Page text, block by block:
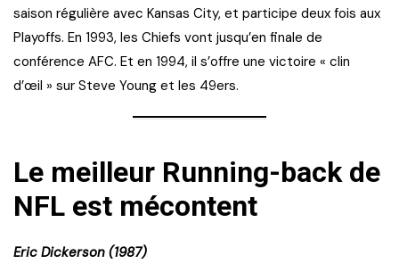
saison régulière avec Kansas City, et participe deux fois aux
Playoffs. En 1993, les Chiefs vont jusqu’en finale de
conférence AFC. Et en 1994, il s’offre une victoire « clin
d’œil » sur Steve Young et les 49ers.
Le meilleur Running-back de
NFL est mécontent
Eric Dickerson (1987)